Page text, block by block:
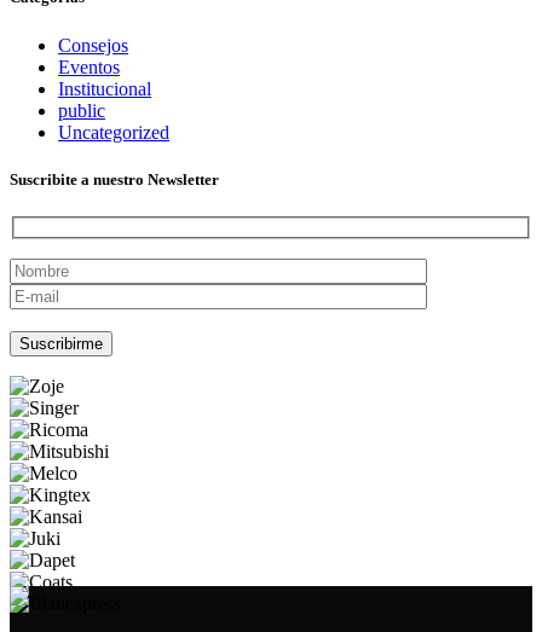
Consejos
Eventos
Institucional
public
Uncategorized
Suscribite a nuestro Newsletter